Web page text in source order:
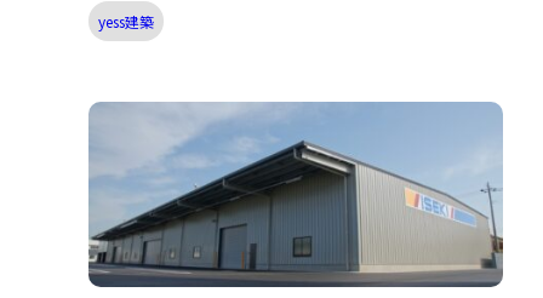
yess建築